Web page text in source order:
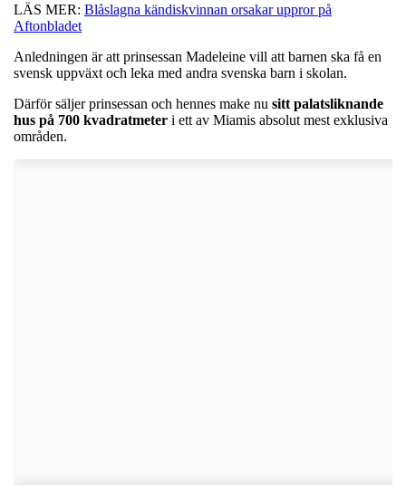
LÄS MER: Blåslagna kändiskvinnan orsakar uppror på
Aftonbladet
Anledningen är att prinsessan Madeleine vill att barnen ska få en
svensk uppväxt och leka med andra svenska barn i skolan.
Därför säljer prinsessan och hennes make nu sitt palatsliknande
hus på 700 kvadratmeter i ett av Miamis absolut mest exklusiva
områden.